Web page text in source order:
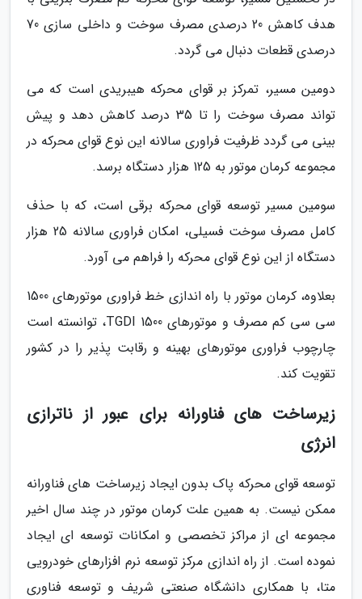
هدف کاهش 20 درصدی مصرف سوخت و داخلی سازی 70
درصدی قطعات دنبال می گردد.
دومین مسیر، تمرکز بر قوای محرکه هیبریدی است که می
تواند مصرف سوخت را تا 35 درصد کاهش دهد و پیش
بینی می گردد ظرفیت فراوری سالانه این نوع قوای محرکه در
مجموعه کرمان موتور به 125 هزار دستگاه برسد.
سومین مسیر توسعه قوای محرکه برقی است، که با حذف
کامل مصرف سوخت فسیلی، امکان فراوری سالانه 25 هزار
دستگاه از این نوع قوای محرکه را فراهم می آورد.
بعلاوه، کرمان موتور با راه اندازی خط فراوری موتورهای 1500
سی سی کم مصرف و موتورهای 1500 TGDI، توانسته است
چارچوب فراوری موتورهای بهینه و رقابت پذیر را در کشور
تقویت کند.
زیرساخت های فناورانه برای عبور از ناترازی
انرژی
توسعه قوای محرکه پاک بدون ایجاد زیرساخت های فناورانه
ممکن نیست. به همین علت کرمان موتور در چند سال اخیر
مجموعه ای از مراکز تخصصی و امکانات توسعه ای ایجاد
نموده است. از راه اندازی مرکز توسعه نرم افزارهای خودرویی
متا، با همکاری دانشگاه صنعتی شریف و توسعه فناوری